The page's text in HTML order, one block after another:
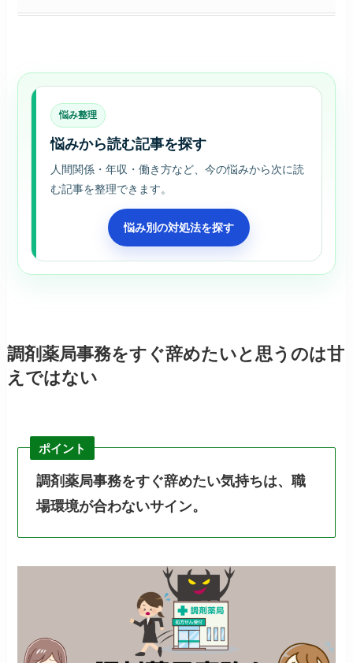
悩み整理
悩みから読む記事を探す
人間関係・年収・働き方など、今の悩みから次に読
む記事を整理できます。
悩み別の対処法を探す
調剤薬局事務をすぐ辞めたいと思うのは甘
えではない
ポイント
調剤薬局事務をすぐ辞めたい気持ちは、職
場環境が合わないサイン。